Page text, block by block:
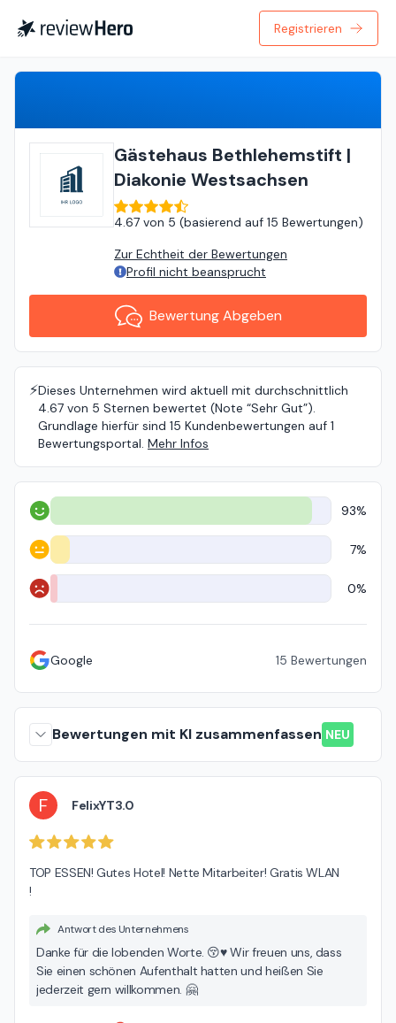
Registrieren
Gästehaus Bethlehemstift |
Diakonie Westsachsen
4.67 von 5 (basierend auf 15 Bewertungen)
Zur Echtheit der Bewertungen
Profil nicht beansprucht
Bewertung Abgeben
⚡️Dieses Unternehmen wird aktuell mit durchschnittlich
4.67 von 5 Sternen bewertet (Note “Sehr Gut”).
Grundlage hierfür sind 15 Kundenbewertungen auf 1
Bewertungsportal. Mehr Infos
Positiv 93%
Neutral 7%
Negativ 0%
Google 15 Bewertungen
Bewertungen mit KI zusammenfassen NEU
F FelixYT3.0
TOP ESSEN! Gutes Hotel! Nette Mitarbeiter! Gratis WLAN
!
Antwort des Unternehmens
Danke für die lobenden Worte. 😚♥ Wir freuen uns, dass
Sie einen schönen Aufenthalt hatten und heißen Sie
jederzeit gern willkommen. 🤗